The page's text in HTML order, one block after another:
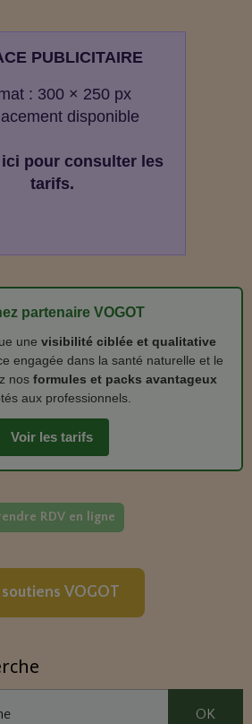
PUBLICITAIRE
: 300 × 250 px
disponible
pour consulter les
tarifs.
partenaire VOGOT
une visibilité ciblée et qualitative
engagée dans la santé naturelle et le
nos formules et packs avantageux
aux professionnels.
Voir les tarifs
RDV en ligne
soutiens VOGOT
OK